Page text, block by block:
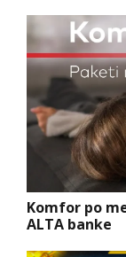
Komfor po
ALTA banke